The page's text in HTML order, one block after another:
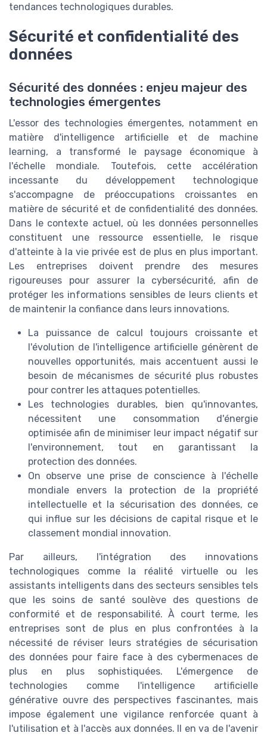
tendances technologiques durables.
Sécurité et confidentialité des
données
Sécurité des données : enjeu majeur des
technologies émergentes
L'essor des technologies émergentes, notamment en
matière d'intelligence artificielle et de machine
learning, a transformé le paysage économique à
l'échelle mondiale. Toutefois, cette accélération
incessante du développement technologique
s'accompagne de préoccupations croissantes en
matière de sécurité et de confidentialité des données.
Dans le contexte actuel, où les données personnelles
constituent une ressource essentielle, le risque
d'atteinte à la vie privée est de plus en plus important.
Les entreprises doivent prendre des mesures
rigoureuses pour assurer la cybersécurité, afin de
protéger les informations sensibles de leurs clients et
de maintenir la confiance dans leurs innovations.
La puissance de calcul toujours croissante et
l'évolution de l'intelligence artificielle génèrent de
nouvelles opportunités, mais accentuent aussi le
besoin de mécanismes de sécurité plus robustes
pour contrer les attaques potentielles.
Les technologies durables, bien qu'innovantes,
nécessitent une consommation d'énergie
optimisée afin de minimiser leur impact négatif sur
l'environnement, tout en garantissant la
protection des données.
On observe une prise de conscience à l'échelle
mondiale envers la protection de la propriété
intellectuelle et la sécurisation des données, ce
qui influe sur les décisions de capital risque et le
classement mondial innovation.
Par ailleurs, l'intégration des innovations
technologiques comme la réalité virtuelle ou les
assistants intelligents dans des secteurs sensibles tels
que les soins de santé soulève des questions de
conformité et de responsabilité. À court terme, les
entreprises sont de plus en plus confrontées à la
nécessité de réviser leurs stratégies de sécurisation
des données pour faire face à des cybermenaces de
plus en plus sophistiquées. L'émergence de
technologies comme l'intelligence artificielle
générative ouvre des perspectives fascinantes, mais
impose également une vigilance renforcée quant à
l'utilisation et à l'accès aux données. Il en va de l'avenir